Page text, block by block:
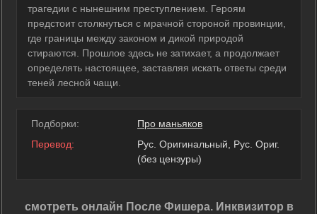
трагедии с нынешним преступлением. Героям
предстоит столкнуться с мрачной стороной провинции,
где границы между законом и дикой природой
стираются. Прошлое здесь не затихает, а продолжает
определять настоящее, заставляя искать ответы среди
теней лесной чащи.
Подборки:
Про маньяков
Перевод:
Рус. Оригинальный, Рус. Ориг.
(без цензуры)
смотреть онлайн После Фишера. Инквизитор в